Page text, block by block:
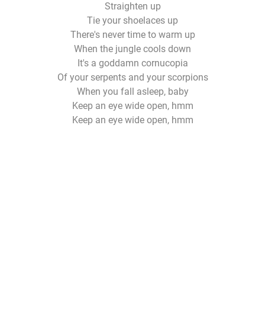
Straighten up
Tie your shoelaces up
There's never time to warm up
When the jungle cools down
It's a goddamn cornucopia
Of your serpents and your scorpions
When you fall asleep, baby
Keep an eye wide open, hmm
Keep an eye wide open, hmm